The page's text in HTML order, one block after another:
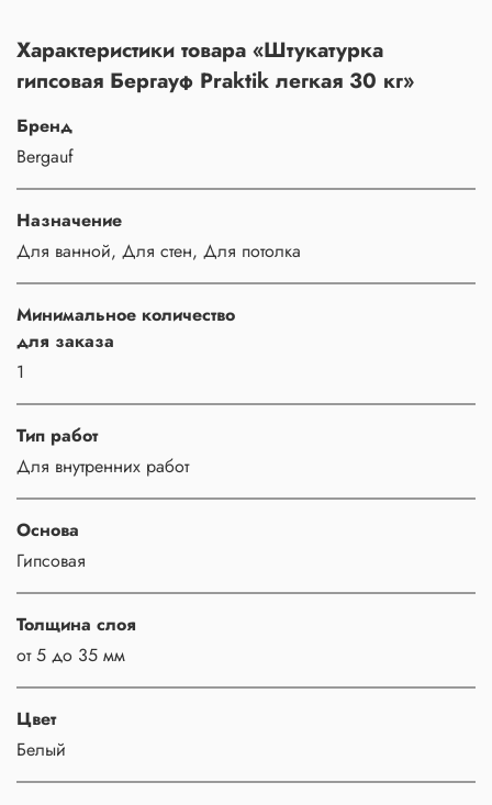
Характеристики товара «Штукатурка
гипсовая Бергауф Praktik легкая 30 кг»
Бренд
Bergauf
Назначение
Для ванной, Для стен, Для потолка
Минимальное количество
для заказа
1
Тип работ
Для внутренних работ
Основа
Гипсовая
Толщина слоя
от 5 до 35 мм
Цвет
Белый